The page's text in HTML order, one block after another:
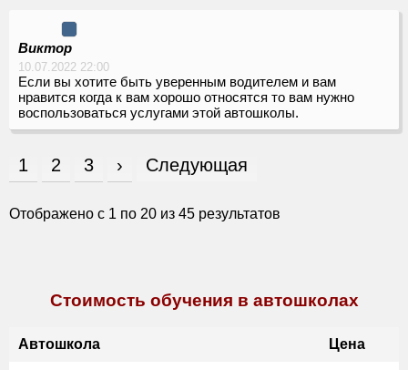
Виктор
10.07.2022 22:00
Если вы хотите быть уверенным водителем и вам
нравится когда к вам хорошо относятся то вам нужно
воспользоваться услугами этой автошколы.
1 2 3 › Следующая
Отображено с 1 по 20 из 45 результатов
Стоимость обучения в автошколах
Автошкола Цена